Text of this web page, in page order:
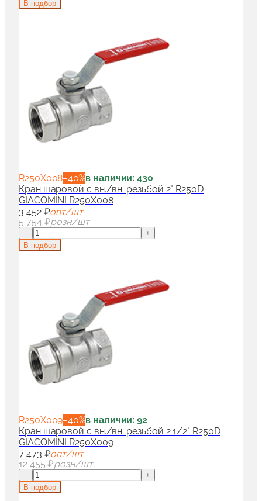
В подбор
R250X008−40%в наличии: 430
Кран шаровой с вн./вн. резьбой 2" R250D
GIACOMINI R250X008
3 452 ₽опт/шт
5 754 ₽розн/шт
−
+
В подбор
R250X009−40%в наличии: 92
Кран шаровой с вн./вн. резьбой 2 1/2" R250D
GIACOMINI R250X009
7 473 ₽опт/шт
12 455 ₽розн/шт
−
+
В подбор